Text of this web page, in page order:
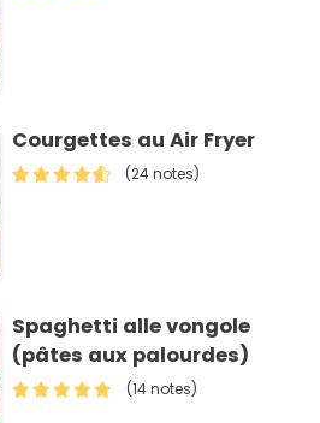
Courgettes au Air Fryer
(24 notes)
Spaghetti alle vongole
(pâtes aux palourdes)
(14 notes)